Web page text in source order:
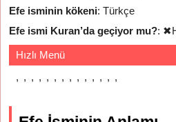
Efe isminin kökeni: Türkçe
Efe ismi Kuran’da geçiyor mu?: ✖
Hızlı Menü